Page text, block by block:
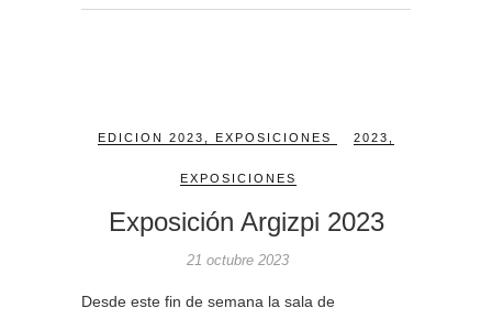
EDICION 2023 EXPOSICIONES 2023
EXPOSICIONES
Exposición Argizpi 2023
21 octubre 2023
Desde este fin de semana la sala de